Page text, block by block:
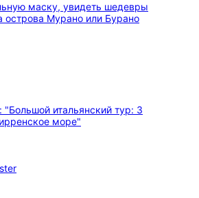
маску, увидеть шедевры
острова Мурано или Бурано